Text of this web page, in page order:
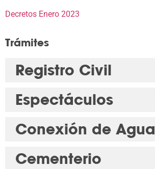
Decretos Enero 2023
Trámites
Registro Civil
Espectáculos
Conexión de Agua
Cementerio